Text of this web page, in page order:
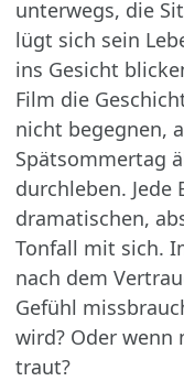
unterwegs, die
lügt sich sein
ins Gesicht
Film die
nicht begegnen,
Spätsommertag
durchleben.
dramatischen,
Tonfall mit sich.
nach dem
Gefühl
wird? Oder wenn
traut?